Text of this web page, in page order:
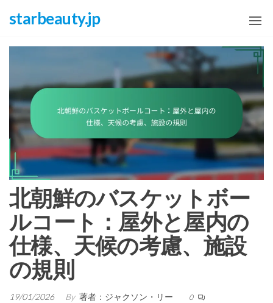
tostarbeauty.jp
北朝鮮のバスケットボー
ルコート：屋外と屋内の
仕様、天候の考慮、施設
の規則
19/01/2026 By 著者：ジャクソン・リー 0